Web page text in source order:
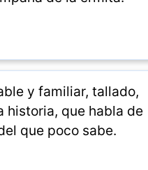
y familiar, tallado,
historia, que habla de
que poco sabe.